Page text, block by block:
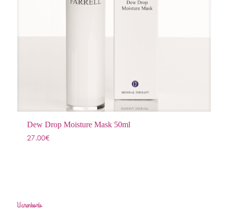
Dew Drop Moisture Mask 50ml
27.00€
Warenkorb